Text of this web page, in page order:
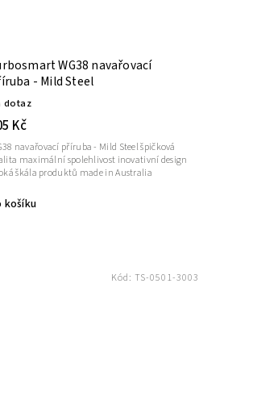
WG38 navařovací
- Mild Steel
dotaz
Kč
košíku
navařovací příruba - Mild Steel špičková
maximální spolehlivost inovativní design
škála produktů made in Australia
Kód: TS-0501-3003